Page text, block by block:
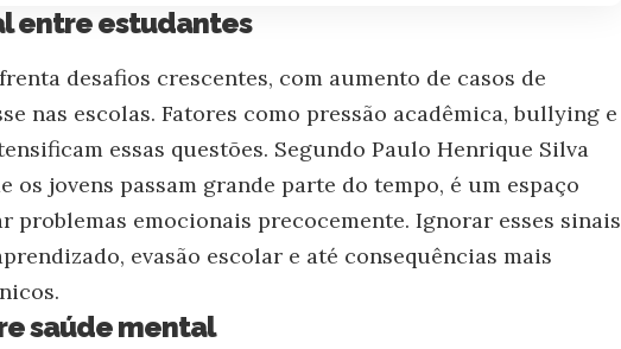
entre estudantes
desafios crescentes, com aumento de casos de
nas escolas. Fatores como pressão acadêmica, bullying e
essas questões. Segundo Paulo Henrique Silva
os jovens passam grande parte do tempo, é um espaço
emocionais precocemente. Ignorar esses sinais
evasão escolar e até consequências mais
saúde mental